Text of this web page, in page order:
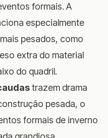
formais. A
especialmente
pesados, como
extra do material
do quadril.
trazem drama
pesada, o
formais de inverno